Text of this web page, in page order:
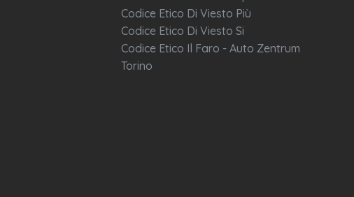
Codice Etico Di Viesto Più
Codice Etico Di Viesto Si
Codice Etico Il Faro - Auto Zentrum
Torino